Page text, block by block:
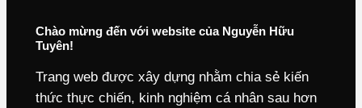
Chào mừng đến với website của Nguyễn Hữu
Tuyên!
Trang web được xây dựng nhằm chia sẻ kiến
thức thực chiến, kinh nghiệm cá nhân sau hơn